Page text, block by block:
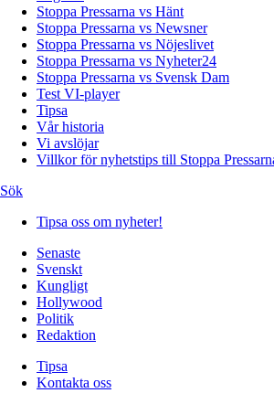
Stoppa Pressarna vs Hänt
Stoppa Pressarna vs Newsner
Stoppa Pressarna vs Nöjeslivet
Stoppa Pressarna vs Nyheter24
Stoppa Pressarna vs Svensk Dam
Test VI-player
Tipsa
Vår historia
Vi avslöjar
Villkor för nyhetstips till Stoppa
Sök
Tipsa oss om nyheter!
Senaste
Svenskt
Kungligt
Hollywood
Politik
Redaktion
Tipsa
Kontakta oss